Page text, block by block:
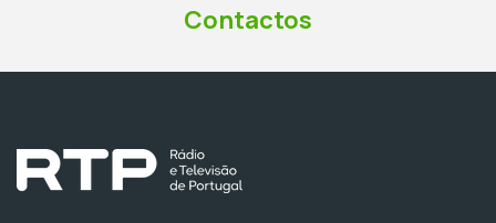
Contactos